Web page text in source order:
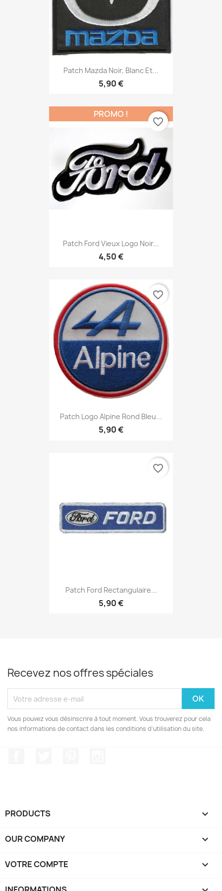
Patch Mazda Noir, Blanc Et...
5,90 €
Patch Ford Vieux Logo Noir...
4,50 €
PROMO !
favorite_border
Patch Logo Alpine Rond Bleu...
5,90 €
favorite_border
Patch Ford Rectangulaire...
5,90 €
favorite_border
Recevez nos offres spéciales
Vous pouvez vous désinscrire à tout moment. Vous trouverez pour cela
nos informations de contact dans les conditions d'utilisation du site.
PRODUCTS 
OUR COMPANY 
VOTRE COMPTE 